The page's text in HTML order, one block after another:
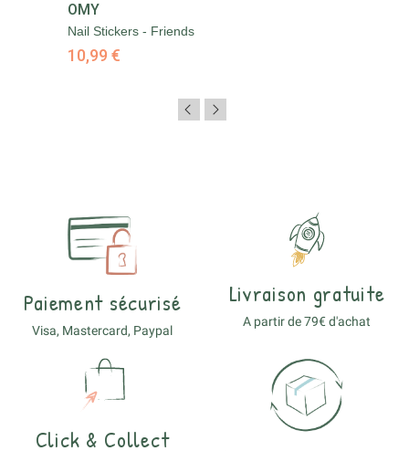
OMY
Nail Stickers - Friends
10,99 €
Paiement sécurisé
Visa, Mastercard, Paypal
Livraison gratuite
A partir de 79€ d'achat
Click & Collect